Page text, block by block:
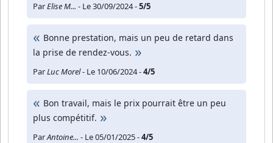
ParElise M... - Le 30/09/2024 -5/5
Bonne prestation, mais un peu de retard dans
la prise de rendez-vous.
ParLuc Morel- Le 10/06/2024 -4/5
Bon travail, mais le prix pourrait être un peu
plus compétitif.
ParAntoine... - Le 05/01/2025 -4/5